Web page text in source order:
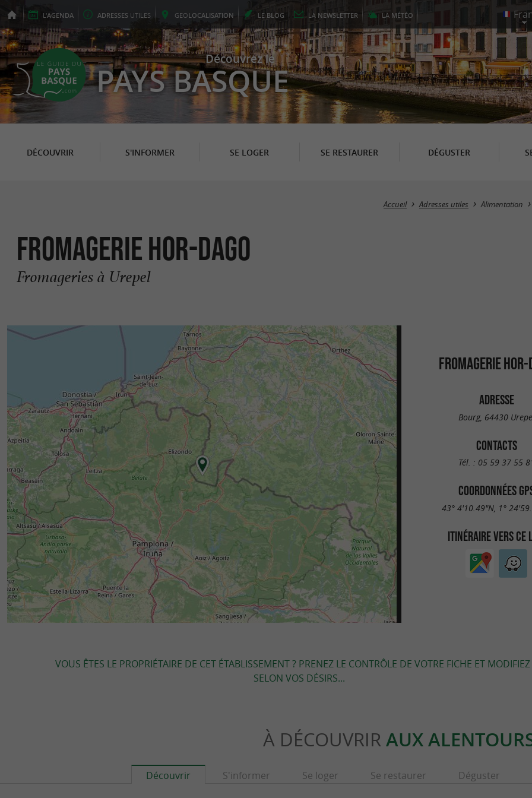
L'AGENDA ADRESSES UTILES GEOLOCALISATION LE BLOG LA NEWSLETTER LA MÉTÉO
Découvrez le
PAYS BASQUE
DÉCOUVRIR S'INFORMER SE LOGER SE RESTAURER DÉGUSTER
Accueil Adresses utiles Alimentation
Fromagerie Hor-Dago
Fromageries à Urepel
FROMAGERIE HOR-
ADRESSE
Bourg, 64430
CONTACTS
Tél. : 05 59 37 55
COORDONNÉES
43° 4'10.49"N, 1°
ITINÉRAIRE VERS CE
VOUS ÊTES LE PROPRIÉTAIRE DE CET ÉTABLISSEMENT ? PRENEZ LE CONTRÔLE DE VOTRE FICHE ET
SELON VOS DÉSIRS...
À DÉCOUVRIR AUX
Découvrir S'informer Se loger Se restaurer Déguster